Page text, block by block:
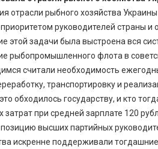
отрасли рыбного хозяйства
руководителей страны и
этой задачи была выстроена вся
рыбопромышленного флота в
считали необходимость
транспортировку и
обходилось государству, и кто
затрат при средней зарплате 120
высших партийных
искренне поддерживали